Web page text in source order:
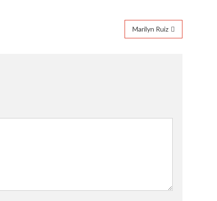
Marilyn Ruiz